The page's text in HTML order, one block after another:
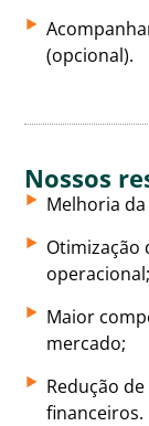
(opcional).
Nossos
Melhoria
Otimização
operacional;
Maior
mercado;
Redução
financeiros.